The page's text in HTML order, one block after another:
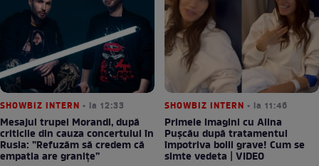
SHOWBIZ INTERN • la 12:33
Mesajul trupei Morandi, după
criticile din cauza concertului în
Rusia: ”Refuzăm să credem că
empatia are granițe”
SHOWBIZ INTERN • la 11:46
Primele imagini cu Alina
Pușcău după tratamentul
împotriva bolii grave! Cum se
simte vedeta | VIDEO